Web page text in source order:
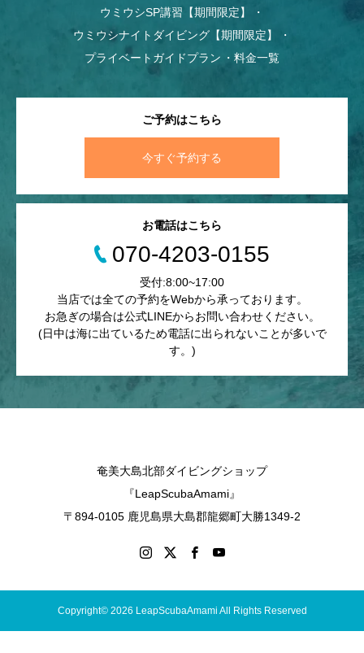
ウミウシSP講習【期間限定】
ウミウシナイトダイビング【期間限定】
プライベートガイドプラン
料金一覧
ご予約はこちら
今すぐ予約する
お電話はこちら
070-4203-0155
受付:8:00~17:00
当店では全ての予約をWebから承っております。
お急ぎの場合は公式LINEからお問い合わせください。
(日中は海に出ているため電話に出られないことが多いで
す。)
奄美大島北部ダイビングショップ
『LeapScubaAmami』
〒894-0105 鹿児島県大島郡龍郷町大勝1349-2
Copyright© 2026 LeapScubaAmami All Rights Reserved